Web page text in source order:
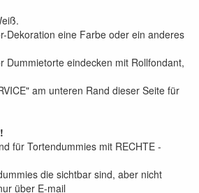
Dekoration eine Farbe oder ein anderes
Dummietorte eindecken mit Rollfondant,
am unteren Rand dieser Seite für
für Tortendummies mit RECHTE -
die sichtbar sind, aber nicht
über E-mail